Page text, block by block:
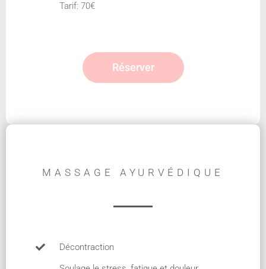
Tarif: 70€
Réserver
MASSAGE AYURVÉDIQUE
Décontraction